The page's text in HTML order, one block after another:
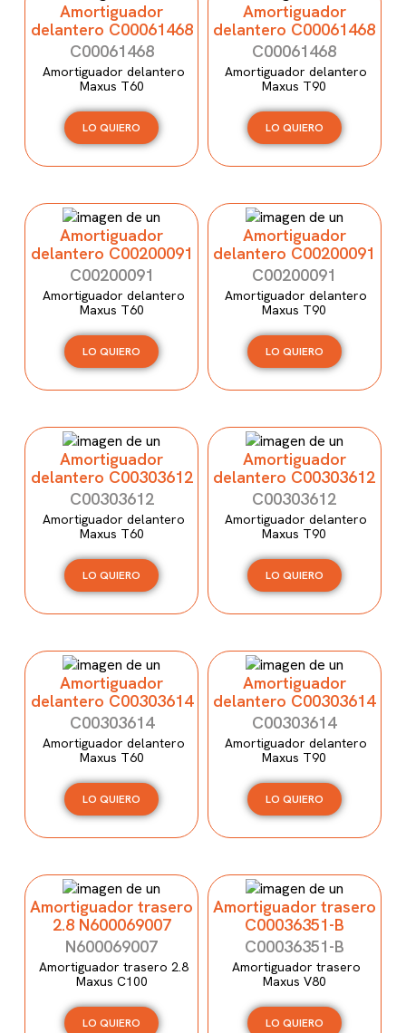
Amortiguador
delantero C00061468
C00061468
Amortiguador delantero
Maxus T60
LO QUIERO
Amortiguador
delantero C00061468
C00061468
Amortiguador delantero
Maxus T90
LO QUIERO
Amortiguador
delantero C00200091
C00200091
Amortiguador delantero
Maxus T60
LO QUIERO
Amortiguador
delantero C00200091
C00200091
Amortiguador delantero
Maxus T90
LO QUIERO
Amortiguador
delantero C00303612
C00303612
Amortiguador delantero
Maxus T60
LO QUIERO
Amortiguador
delantero C00303612
C00303612
Amortiguador delantero
Maxus T90
LO QUIERO
Amortiguador
delantero C00303614
C00303614
Amortiguador delantero
Maxus T60
LO QUIERO
Amortiguador
delantero C00303614
C00303614
Amortiguador delantero
Maxus T90
LO QUIERO
Amortiguador trasero
2.8 N600069007
N600069007
Amortiguador trasero 2.8
Maxus C100
LO QUIERO
Amortiguador trasero
C00036351-B
C00036351-B
Amortiguador trasero
Maxus V80
LO QUIERO